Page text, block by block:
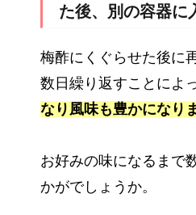
た後、別の容器に
梅酢にくぐらせた後に
数日繰り返すことによ
なり風味も豊かになり
お好みの味になるまで
かがでしょうか。